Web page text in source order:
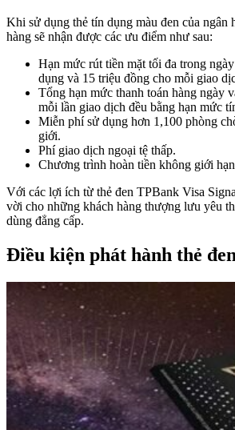
Khi sử dụng thẻ tín dụng màu đen của
hàng sẽ nhận được các ưu điểm như sau:
Hạn mức rút tiền mặt tối đa trong
dụng và 15 triệu đồng cho mỗi giao
Tổng hạn mức thanh toán hàng ngày
mỗi lần giao dịch đều bằng hạn mức
Miễn phí sử dụng hơn 1,100 phòng
giới.
Phí giao dịch ngoại tệ thấp.
Chương trình hoàn tiền không giới
Với các lợi ích từ thẻ đen TPBank Visa
vời cho những khách hàng thượng lưu yêu
dùng đẳng cấp.
Điều kiện phát hành thẻ